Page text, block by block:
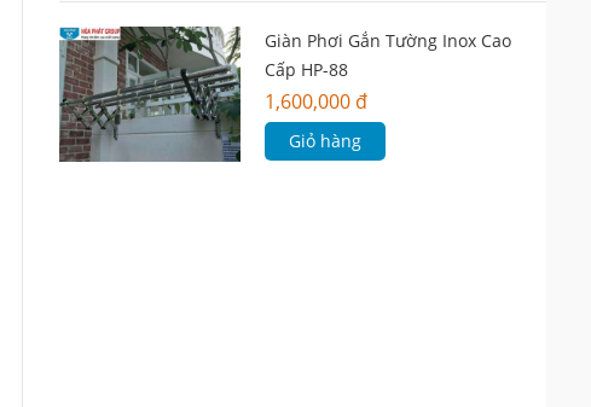
Giàn Phơi Gắn Tường Inox Cao
Cấp HP-88
1,600,000 đ
Giỏ hàng